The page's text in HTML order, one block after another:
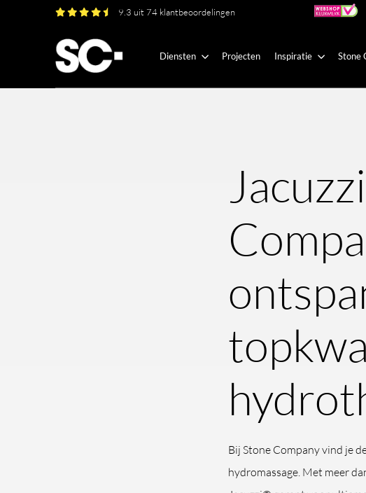
9.3 uit 74 klantbeoordelingen
Diensten Projecten Inspiratie Stone
Bij Stone Company vind je
hydromassage. Met meer